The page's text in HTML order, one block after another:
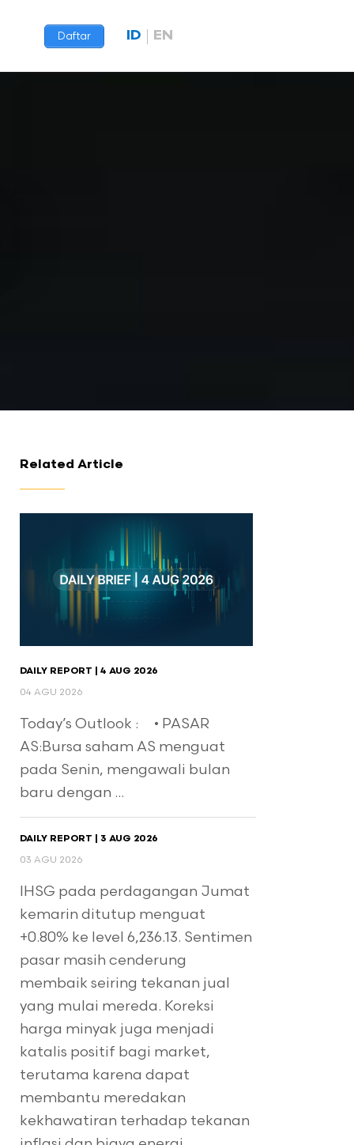
Daftar ID EN
Related Article
DAILY REPORT | 4 AUG 2026
04 AGU 2026
Today’s Outlook : • PASAR
AS:Bursa saham AS menguat
pada Senin, mengawali bulan
baru dengan ...
DAILY REPORT | 3 AUG 2026
03 AGU 2026
IHSG pada perdagangan Jumat
kemarin ditutup menguat
+0.80% ke level 6,236.13. Sentimen
pasar masih cenderung
membaik seiring tekanan jual
yang mulai mereda. Koreksi
harga minyak juga menjadi
katalis positif bagi market,
terutama karena dapat
membantu meredakan
kekhawatiran terhadap tekanan